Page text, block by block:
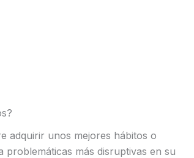
adquirir unos mejores hábitos o
problemáticas más disruptivas en su